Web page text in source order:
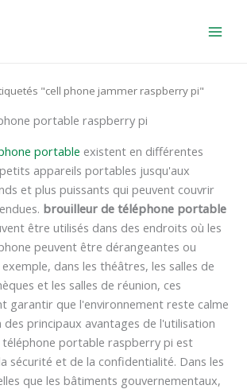
"cell phone jammer raspberry pi"
portable raspberry pi
portable existent en différentes
appareils portables jusqu'aux
et plus puissants qui peuvent couvrir
brouilleur de téléphone portable
être utilisés dans des endroits où les
peuvent être dérangeantes ou
dans les théâtres, les salles de
et les salles de réunion, ces
garantir que l'environnement reste calme
des principaux avantages de l'utilisation
portable raspberry pi est
sécurité et de la confidentialité. Dans les
que les bâtiments gouvernementaux,